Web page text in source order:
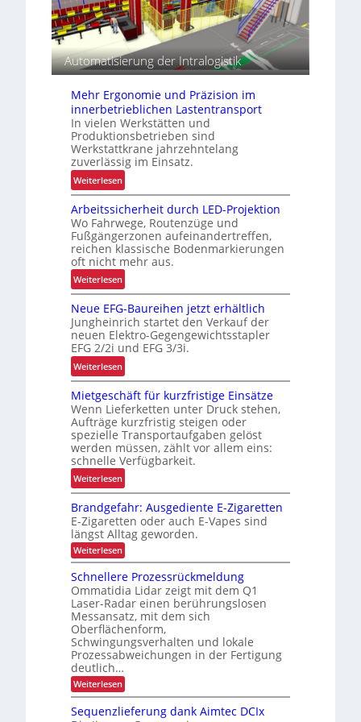
r
k
u
d
e
s
p
e
z
i
f
i
s
c
h
e
P
r
a
x
i
s
t
e
s
Automatisierung der Intralogistik
Mehr Ergonomie und Präzision im
innerbetrieblichen Lastentransport
In vielen Werkstätten und
Produktionsbetrieben sind
Werkstattkrane jahrzehntelang
zuverlässig im Einsatz.
Weiterlesen:
M
e
h
r
E
r
g
o
n
o
m
e
u
n
d
P
r
ä
z
s
i
o
n
i
m
i
n
n
e
r
b
e
t
Arbeitssicherheit durch LED-Projektion
Wo Fahrwege, Routenzüge und
Fußgängerzonen aufeinandertreffen,
reichen klassische Bodenmarkierungen
oft nicht mehr aus.
Weiterlesen:
A
r
b
e
i
t
s
s
i
c
h
e
r
h
e
i
t
d
r
c
h
L
E
D
-
P
r
Neue EFG-Baureihen jetzt erhältlich
Jungheinrich startet den Verkauf der
neuen Elektro-Gegengewichtsstapler
EFG 2/2i und EFG 3/3i.
Weiterlesen:
N
e
u
e
E
F
G
-
B
a
u
r
e
i
h
e
n
j
e
t
z
e
Mietgeschäft für kurzfristige Einsätze
Wenn Lieferketten unter Druck stehen,
Aufträge kurzfristig steigen oder
spezielle Transportaufgaben gelöst
werden müssen, zählt vor allem eins:
schnelle Verfügbarkeit.
Weiterlesen:
M
i
e
t
g
s
c
h
ä
f
t
f
ü
r
Brandgefahr: Ausgediente E-Zigaretten
E-Zigaretten oder auch E-Vapes sind
längst Alltag geworden.
Weiterlesen:
B
a
n
d
g
e
f
a
h
r
:
A
u
s
Schnellere Prozessrückmeldung
Ommatidia Lidar zeigt mit dem Q1
Laser-Radar einen berührungslosen
Messansatz, mit dem sich
Oberflächenform,
Schwingungsverhalten und lokale
Prozessabweichungen in der Fertigung
deutlich…
Weiterlesen:
S
c
h
Sequenzlieferung dank Aimtec DCIx